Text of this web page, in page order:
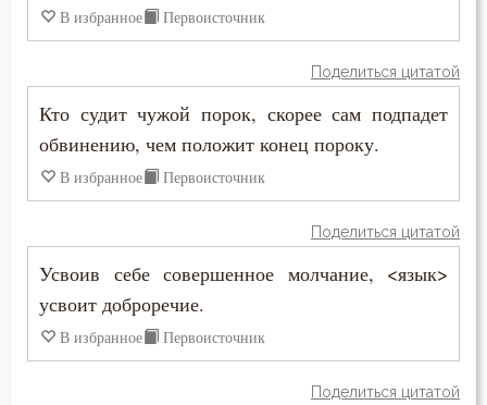
Добро
Друг
Духовная жизнь
Еда
В избранное Первоисточник
Поделиться цитатой
Кто судит чужой порок, скорее сам подпадет
обвинению, чем положит конец пороку.
В избранное Первоисточник
Поделиться цитатой
Усвоив себе совершенное молчание, <язык>
усвоит доброречие.
В избранное Первоисточник
Поделиться цитатой